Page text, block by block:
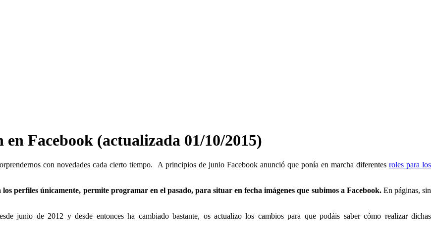
Facebook (actualizada 01/10/2015)
con novedades cada cierto tiempo. A principios de junio Facebook anunció que ponía en marcha diferentes roles para los
los perfiles únicamente, permite programar en el pasado, para situar en fecha imágenes que subimos a Facebook.En páginas, sin
junio de 2012 y desde entonces ha cambiado bastante, os actualizo los cambios para que podáis saber cómo realizar dichas